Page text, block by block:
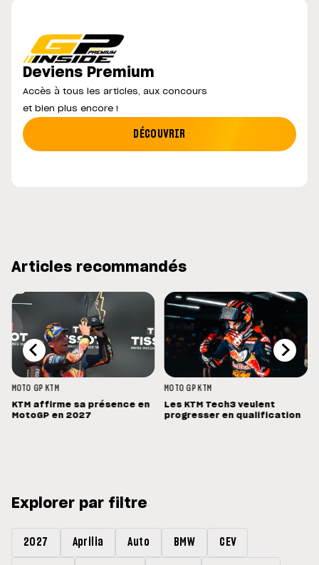
Deviens Premium
Accès à tous les articles, aux concours
et bien plus encore !
DÉCOUVRIR
Articles recommandés
MOTO GP KTM
KTM affirme sa présence en
MotoGP en 2027
MOTO GP KTM
Les KTM Tech3 veulent
progresser en qualification
Explorer par filtre
2027 Aprilia Auto BMW CEV